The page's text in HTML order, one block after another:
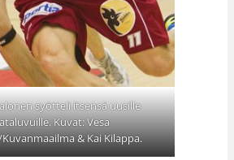
syötteli itsensä uusille
Kuvat: Vesa
& Kai Kilappa.